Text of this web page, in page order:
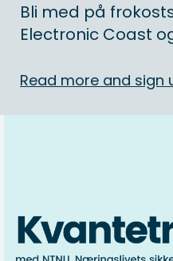
Bli med på
Electronic Coast
Read more and sign